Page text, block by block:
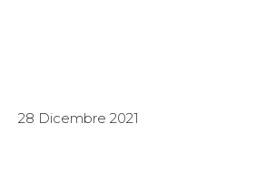
28 Dicembre 2021